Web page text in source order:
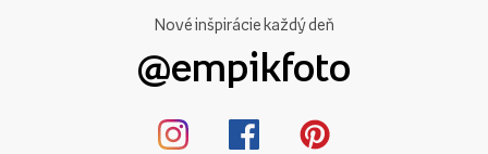
Nové inšpirácie každý deň
@empikfoto